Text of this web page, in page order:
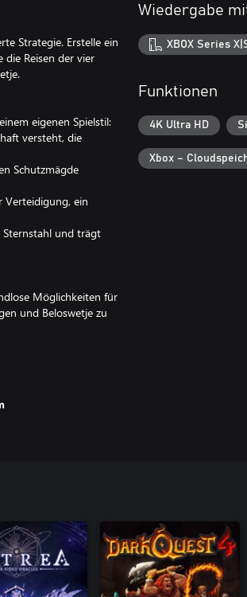
Strategie. Erstelle ein
die Reisen der vier
eigenen Spielstil:
versteht, die
Schutzmägde
Verteidigung, ein
Sternstahl und trägt
Möglichkeiten für
und Beloswetje zu
Wiedergabe
XBOX Series
Funktionen
4K Ultra HD
Xbox –